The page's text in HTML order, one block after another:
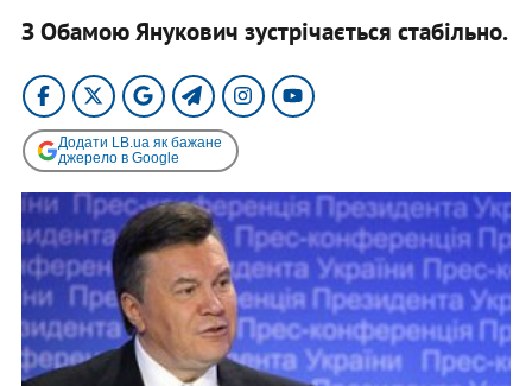
З Обамою Янукович зустрічається стабільно.
Додати LB.ua як бажане
джерело в Google